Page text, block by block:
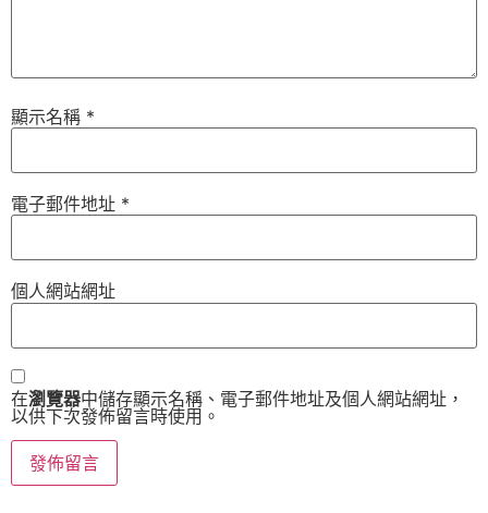
顯示名稱 *
電子郵件地址 *
個人網站網址
在瀏覽器中儲存顯示名稱、電子郵件地址及個人網站網址，
以供下次發佈留言時使用。